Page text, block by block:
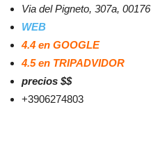
Via del Pigneto, 307a,
WEB
4.4 en GOOGLE
4.5 en TRIPADVIDOR
precios $$
+3906274803